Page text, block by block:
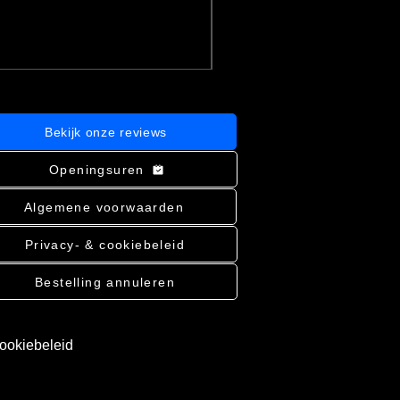
Bekijk onze reviews
Openingsuren
Algemene voorwaarden
Privacy- & cookiebeleid
Bestelling annuleren